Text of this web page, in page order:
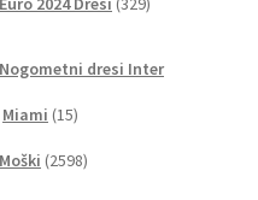
izdelkov
Nogometni dresi Inter
Miami 1515
Moški 2598izdelkov